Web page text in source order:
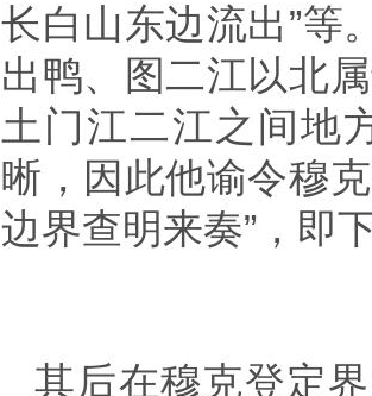
长白山东边流出”等
出鸭、图二江以北
土门江二江之间地
晰，因此他谕令穆
边界查明来奏”，即
其后在穆克登定